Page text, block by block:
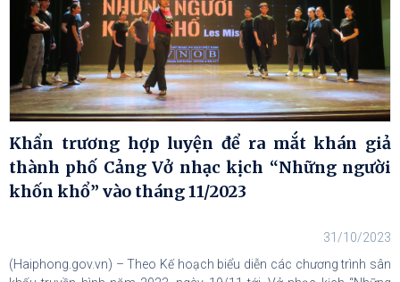
Khẩn trương hợp luyện để ra mắt khán giả
thành phố Cảng Vở nhạc kịch “Những người
khốn khổ” vào tháng 11/2023
31/10/2023
(Haiphong.gov.vn) – Theo Kế hoạch biểu diễn các chương trình sân